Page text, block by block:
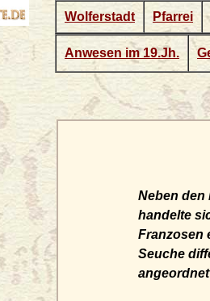
Neben den
handelte
Franzosen
Seuche
Wolferstadt Pfarrei
Anwesen im 19.Jh.